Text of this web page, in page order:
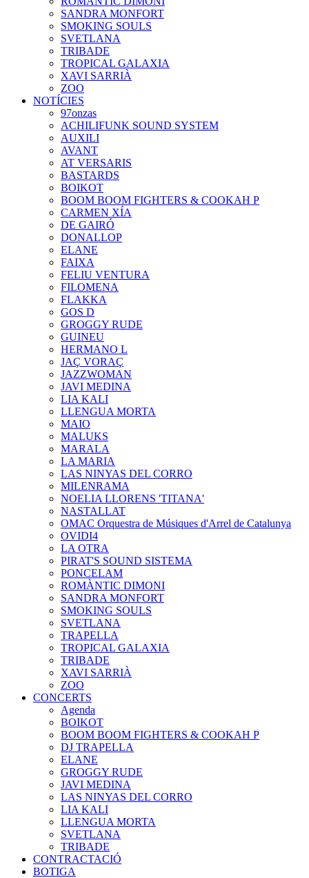
SANDRA MONFORT
SMOKING SOULS
SVETLANA
TRIBADE
TROPICAL GALAXIA
XAVI SARRIÀ
ZOO
NOTÍCIES
97onzas
ACHILIFUNK SOUND SYSTEM
AUXILI
AVANT
AT VERSARIS
BASTARDS
BOIKOT
BOOM BOOM FIGHTERS & COOKAH P
CARMEN XÍA
DE GAIRÓ
DONALLOP
ELANE
FAIXA
FELIU VENTURA
FILOMENA
FLAKKA
GOS D
GROGGY RUDE
GUINEU
HERMANO L
JAÇ VORAÇ
JAZZWOMAN
JAVI MEDINA
LIA KALI
LLENGUA MORTA
MAIO
MALUKS
MARALA
LA MARIA
LAS NINYAS DEL CORRO
MILENRAMA
NOELIA LLORENS 'TITANA'
NASTALLAT
OMAC Orquestra de Músiques d'Arrel de Catalunya
OVIDI4
LA OTRA
PIRAT'S SOUND SISTEMA
PONCELAM
ROMÀNTIC DIMONI
SANDRA MONFORT
SMOKING SOULS
SVETLANA
TRAPELLA
TROPICAL GALAXIA
TRIBADE
XAVI SARRIÀ
ZOO
CONCERTS
Agenda
BOIKOT
BOOM BOOM FIGHTERS & COOKAH P
DJ TRAPELLA
ELANE
GROGGY RUDE
JAVI MEDINA
LAS NINYAS DEL CORRO
LIA KALI
LLENGUA MORTA
SVETLANA
TRIBADE
CONTRACTACIÓ
BOTIGA